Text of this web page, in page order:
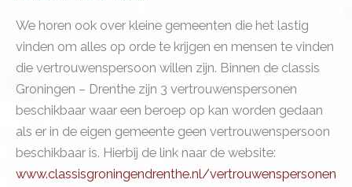
We horen ook over kleine gemeenten die het lastig
vinden om alles op orde te krijgen en mensen te vinden
die vertrouwenspersoon willen zijn. Binnen de classis
Groningen – Drenthe zijn 3 vertrouwenspersonen
beschikbaar waar een beroep op kan worden gedaan
als er in de eigen gemeente geen vertrouwenspersoon
beschikbaar is. Hierbij de link naar de website:
www.classisgroningendrenthe.nl/vertrouwenspersonen